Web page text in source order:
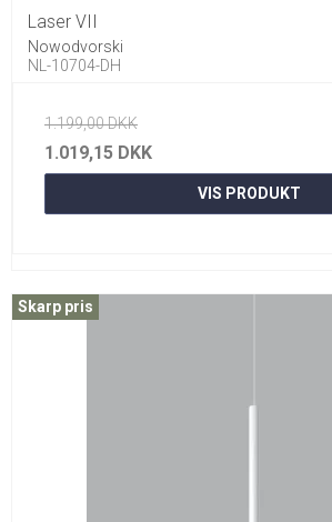
Laser VII
Nowodvorski
NL-10704-DH
1.199,00 DKK
1.019,15 DKK
VIS PRODUKT
Skarp pris